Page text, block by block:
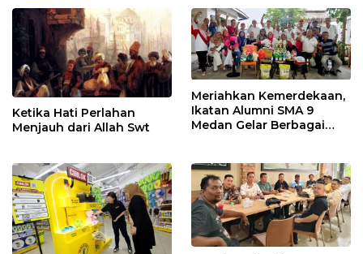
Ketika Hati Perlahan
Menjauh dari Allah Swt
Meriahkan Kemerdekaan,
Ikatan Alumni SMA 9
Medan Gelar Berbagai